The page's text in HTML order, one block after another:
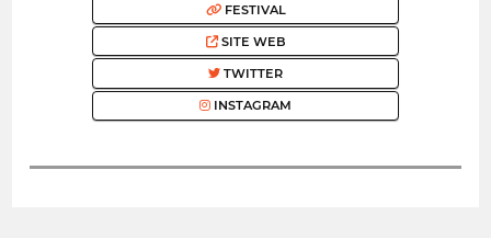
FESTIVAL
SITE WEB
TWITTER
INSTAGRAM